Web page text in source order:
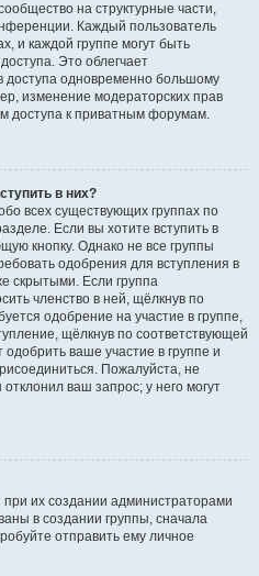
на структурные части,
Каждый пользователь
и каждой группе могут быть
Это облегчает
доступа одновременно большому
изменение модераторских прав
доступа к приватным форумам.
в них?
всех существующих группах по
Если вы хотите вступить в
кнопку. Однако не все группы
одобрения для вступления в
скрытыми. Если группа
членство в ней, щёлкнув по
одобрение на участие в группе,
щёлкнув по соответствующей
ваше участие в группе и
Пожалуйста, не
ваш запрос; у него могут
их создании администраторами
в создании группы, сначала
отправить ему личное